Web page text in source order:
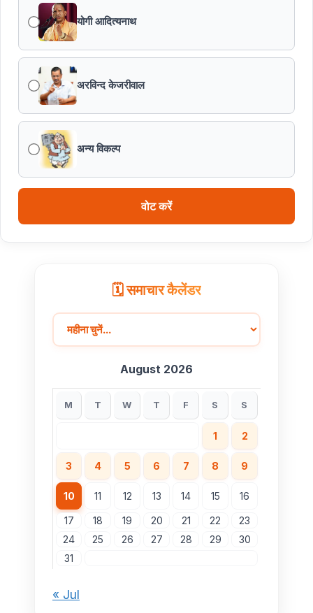
क्विक रिस्पांस फोर्स(QRF) जवानों की सूझबूझ ओर तत्परता से टली
बड़ी दुर्घटना
मध्यप्रदेश पुलिस की संपत्ति संबंधी अपराधों के विरुद्ध प्रभावी कार्रवाई
भीमबेटका में ब्रिक्स डेलीगेट्स ने जानी मानव और प्रकृति की हजारों
साल पुराने रिश्तों की गाथा
का अंतिम अवसर
अधिकारी-कर्मचारी एवं जनप्रतिनिधि : प्रभारी मंत्री श्री परमार
मध्यप्रदेश भवन नई दिल्ली में 10 अगस्त को होगी साड़ी ड्रेपिंग एवं
हैंडलूम प्रदर्शन प्रतियोगिता
योगी आदित्यनाथ
अरविन्द केजरीवाल
अन्य विकल्प
वोट करें
🗓️ समाचार कैलेंडर
August 2026
M T W T F S S
1 2
3 4 5 6 7 8 9
10 11 12 13 14 15 16
17 18 19 20 21 22
23
24
25 26 27 28 29
30
31
« Jul